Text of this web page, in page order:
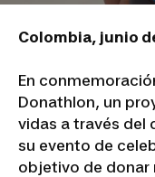
Colombia, junio
En
Donathlon, un
vidas a través del
su evento de
objetivo de donar